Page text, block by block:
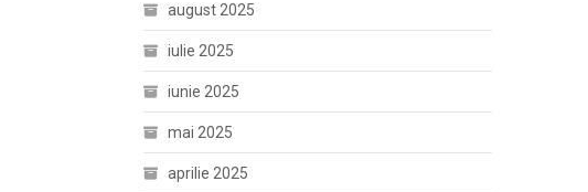
august 2025
iulie 2025
iunie 2025
mai 2025
aprilie 2025